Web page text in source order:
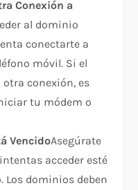
Conexión a
al dominio
conectarte a
móvil. Si el
otra conexión, es
tu módem o
VencidoAsegúrate
acceder esté
Los dominios deben